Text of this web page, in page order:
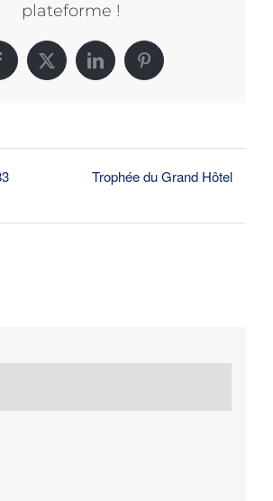
plateforme !
X LinkedInPinterest
Trophée du Grand Hôtel